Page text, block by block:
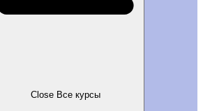
Close Все курсы